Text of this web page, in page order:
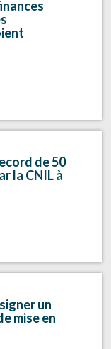
de 50
la CNIL à
un
mise en